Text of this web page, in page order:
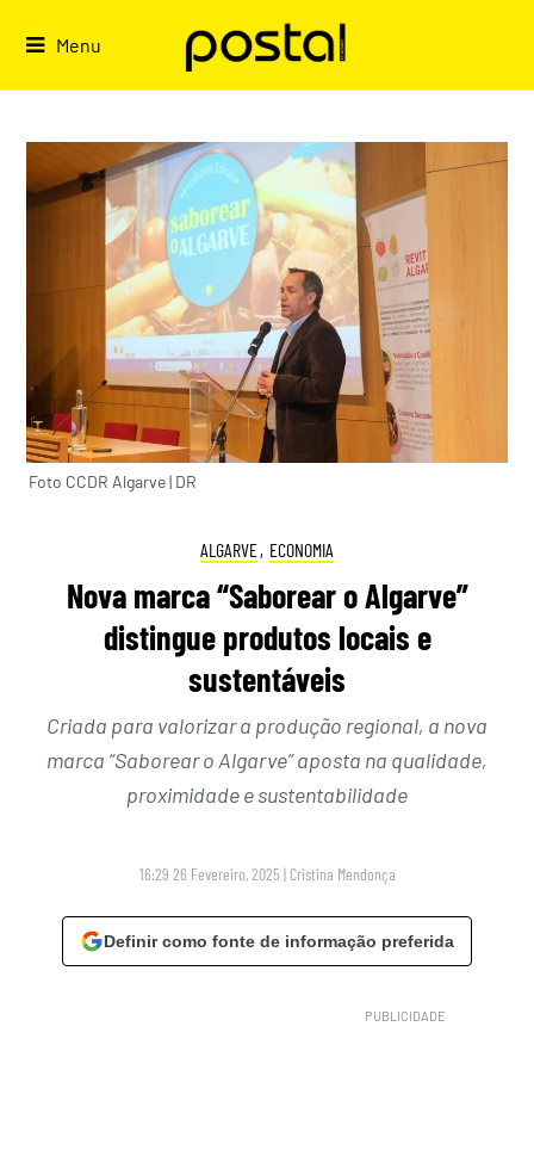
Menu
Foto CCDR Algarve | DR
ALGARVE, ECONOMIA
Nova marca “Saborear o Algarve”
distingue produtos locais e
sustentáveis
Criada para valorizar a produção regional, a nova
marca “Saborear o Algarve” aposta na qualidade,
proximidade e sustentabilidade
16:29 26 Fevereiro, 2025 | Cristina Mendonça
Definir como fonte de informação preferida